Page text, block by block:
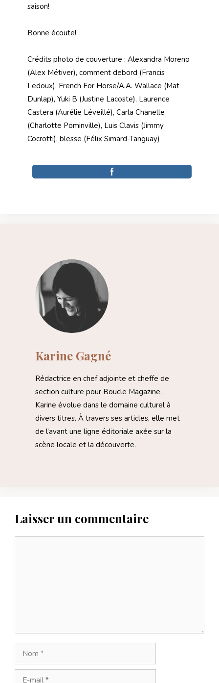
saison!
Bonne écoute!
Crédits photo de couverture : Alexandra Moreno
(Alex Métiver), comment debord (Francis
Ledoux), French For Horse/A.A. Wallace (Mat
Dunlap), Yuki B (Justine Lacoste), Laurence
Castera (Aurélie Léveillé), Carla Chanelle
(Charlotte Pominville), Luis Clavis (Jimmy
Cocrotti), blesse (Félix Simard-Tanguay)
Karine Gagné
Rédactrice en chef adjointe et cheffe de
section culture pour Boucle Magazine,
Karine évolue dans le domaine culturel à
divers titres. À travers ses articles, elle met
de l’avant une ligne éditoriale axée sur la
scène locale et la découverte.
Laisser un commentaire
Nom